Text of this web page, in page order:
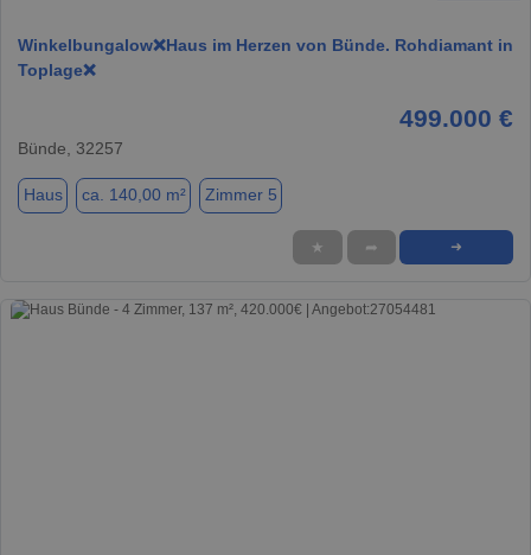
Winkelbungalow❌Haus im Herzen von Bünde. Rohdiamant in
Toplage❌
499.000 €
Bünde, 32257
Haus ca. 140,00 m² Zimmer 5
★ ➦ ➜